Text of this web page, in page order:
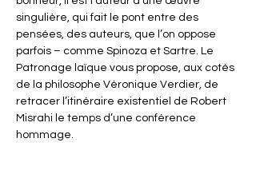
singulière, qui fait le pont entre des
pensées, des auteurs, que l’on oppose
parfois – comme Spinoza et Sartre. Le
Patronage laïque vous propose, aux cotés
de la philosophe Véronique Verdier, de
retracer l’itinéraire existentiel de Robert
Misrahi le temps d’une conférence
hommage.